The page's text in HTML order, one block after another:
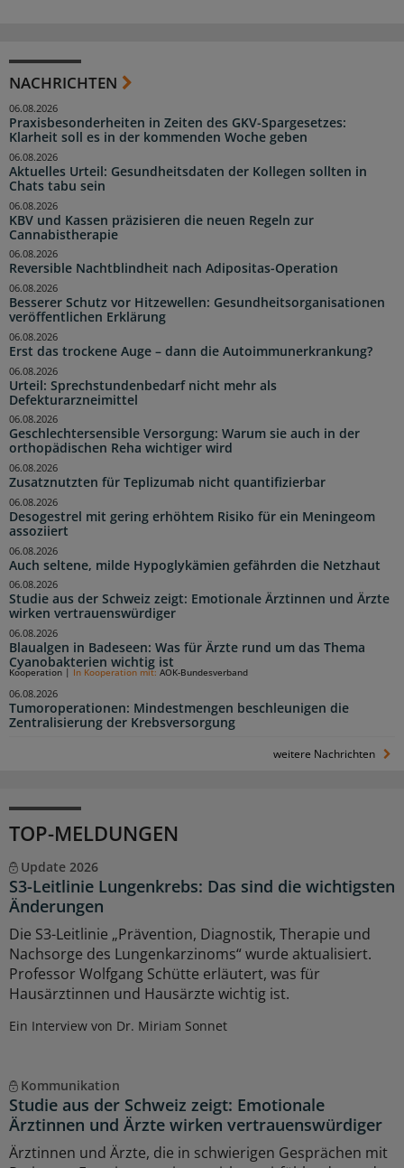
NACHRICHTEN
Praxisbesonderheiten in Zeiten des GKV-Spargesetzes:
Klarheit soll es in der kommenden Woche geben
06.08.2026
Aktuelles Urteil: Gesundheitsdaten der Kollegen sollten in
Chats tabu sein
06.08.2026
KBV und Kassen präzisieren die neuen Regeln zur
Cannabistherapie
06.08.2026
Reversible Nachtblindheit nach Adipositas-Operation
06.08.2026
Besserer Schutz vor Hitzewellen: Gesundheitsorganisationen
veröffentlichen Erklärung
06.08.2026
Erst das trockene Auge – dann die Autoimmunerkrankung?
06.08.2026
Urteil: Sprechstundenbedarf nicht mehr als
Defekturarzneimittel
06.08.2026
Geschlechtersensible Versorgung: Warum sie auch in der
orthopädischen Reha wichtiger wird
06.08.2026
Zusatznutzten für Teplizumab nicht quantifizierbar
06.08.2026
Desogestrel mit gering erhöhtem Risiko für ein Meningeom
assoziiert
06.08.2026
Auch seltene, milde Hypoglykämien gefährden die Netzhaut
06.08.2026
Studie aus der Schweiz zeigt: Emotionale Ärztinnen und Ärzte
wirken vertrauenswürdiger
06.08.2026
Blaualgen in Badeseen: Was für Ärzte rund um das Thema
Cyanobakterien wichtig ist
06.08.2026
Tumoroperationen: Mindestmengen beschleunigen die
Zentralisierung der Krebsversorgung
Kooperation | In Kooperation mit: AOK-Bundesverband
06.08.2026
weitere Nachrichten
TOP-MELDUNGEN
Update 2026
S3-Leitlinie Lungenkrebs: Das sind die wichtigsten
Änderungen
Die S3-Leitlinie „Prävention, Diagnostik, Therapie und
Nachsorge des Lungenkarzinoms“ wurde aktualisiert.
Professor Wolfgang Schütte erläutert, was für
Hausärztinnen und Hausärzte wichtig ist.
Ein Interview von Dr. Miriam Sonnet
Kommunikation
Studie aus der Schweiz zeigt: Emotionale
Ärztinnen und Ärzte wirken vertrauenswürdiger
Ärztinnen und Ärzte, die in schwierigen Gesprächen mit